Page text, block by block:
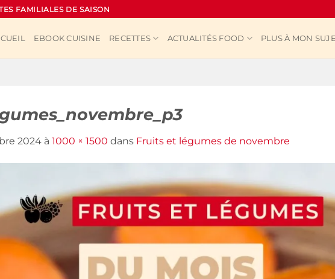
FAMILIALES DE SAISON
EBOOK CUISINE RECETTES ACTUALITÉS FOOD PLUS À MON
2024 à 1000 × 1500 dans Fruits et légumes de novembre